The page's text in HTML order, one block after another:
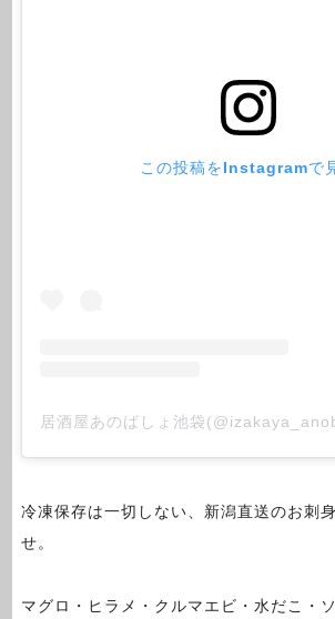
この投稿をInstagramで
冷凍保存は一切しない、新潟直送のお刺
せ。
マグロ・ヒラメ・クルマエビ・水だこ・